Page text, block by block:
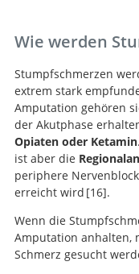
Wie werden
Stumpfschmerzen
extrem stark
Amputation gehören
der Akutphase
Opiaten oder Ketamin
ist aber die
periphere
erreicht wird 16
Pain after
.
Wenn die
Amputation anhalten,
Schmerz gesucht